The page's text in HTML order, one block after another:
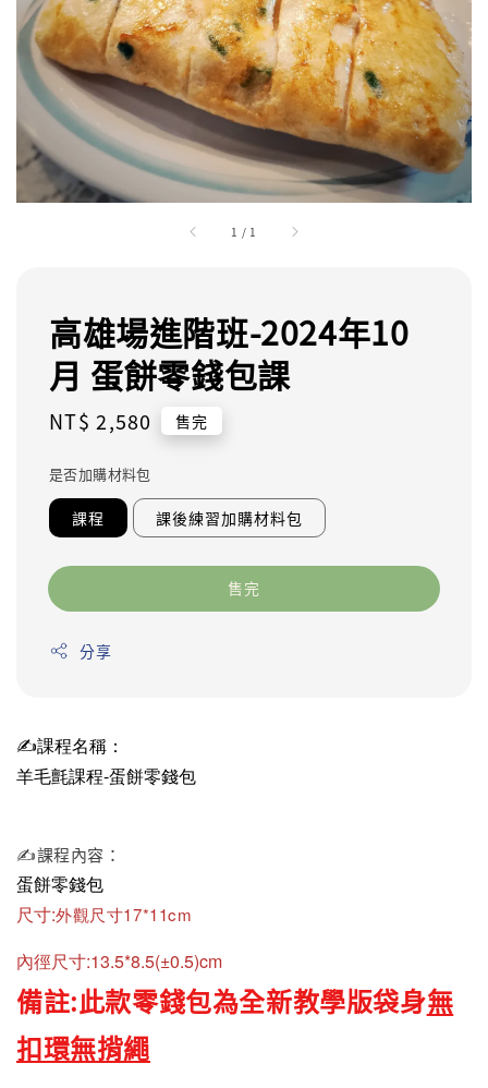
1 / 1
高雄場進階班-2024年10
月 蛋餅零錢包課
Regular
NT$ 2,580 售完
是否加購材料包
課程 課後練習加購材料包
售完
分享
✍️課程名稱：
羊毛氈課程-蛋餅零錢包
✍️課程內容：
蛋餅零錢包
尺寸:外觀尺寸17*11cm
內徑尺寸:13.5*8.5(±0.5)cm
備註:此款零錢包為全新教學版袋身無
扣環無揹繩